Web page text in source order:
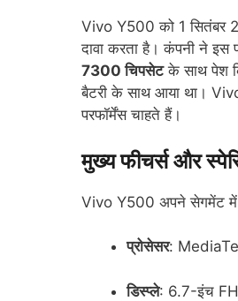
Vivo Y500 को 1 सितंबर
दावा करता है। कंपनी ने इस
7300 चिपसेटके साथ पेश
बैटरी के साथ आया था।
परफॉर्मेंस चाहते हैं।
मुख्य फीचर्स और
Vivo Y500 अपने सेगमेंट में
प्रोसेसर:
डिस्प्ले: 6.7-इंच